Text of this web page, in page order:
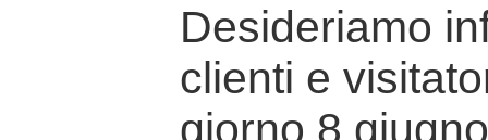
Desideriamo
clienti e
giorno 8